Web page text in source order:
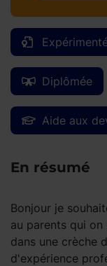
Diplômée
Aide aux
En résumé
Bonjour je
au parents qui
dans une crèche
d'expérience